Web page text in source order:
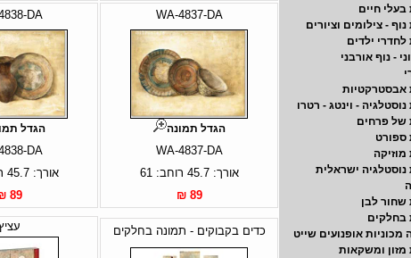
בעלי חיים
- צילומים וציורים
לחדרי ילדים
- נוף אורבני
אבסטרקטיות
נוסטלגיה - וינטג - רטרו
של פרחים
ספורט
מוזיקה
נוסטלגיה ישראלית
שחור לבן
בחלקים
מכוניות אופנועים שייט
מזון ומשקאות
WA-4837-DA
הגדל תמונה
WA-4837-DA
אורך: 45.7 רוחב: 61
89 ₪
DA
הגדל
DA
אורך: 45.7 רוחב: 61
89 ₪
כדים בקבוקים - תמונה בחלקים